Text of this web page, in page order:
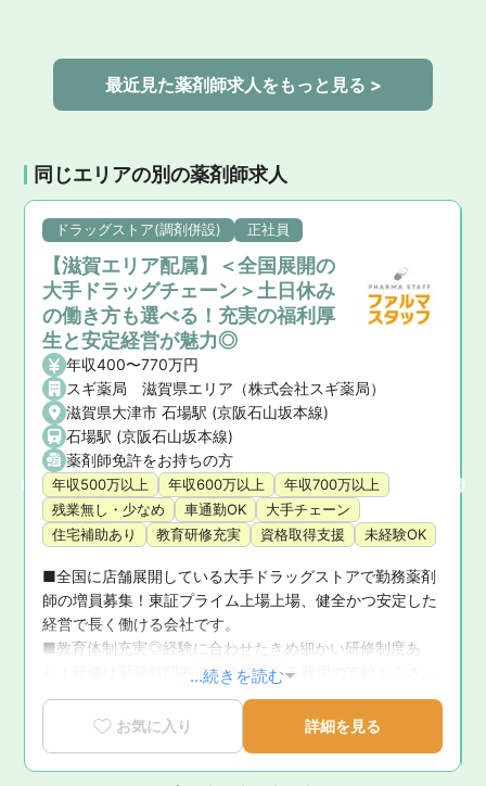
最近見た薬剤師求人をもっと見る >
同じエリアの別の薬剤師求人
ドラッグストア(調剤併設) 正社員
【滋賀エリア配属】＜全国展開の
大手ドラッグチェーン＞土日休み
の働き方も選べる！充実の福利厚
生と安定経営が魅力◎
年収400〜770万円
スギ薬局 滋賀県エリア（株式会社スギ薬局）
滋賀県大津市 石場駅 (京阪石山坂本線)
石場駅 (京阪石山坂本線)
薬剤師免許をお持ちの方
年収500万以上 年収600万以上
年収700万以上
残業無し・少なめ
車通勤OK
大手チェーン
住宅補助あり
教育研修充実 資格取得支援 未経験OK
■全国に店舗展開している大手ドラッグストアで勤務薬剤
師の増員募集！東証プライム上場上場、健全かつ安定した
経営で長く働ける会社です。
■教育体制充実◎経験に合わせたきめ細かい研修制度あ
り！研修は勤務時間内で研修にかかる費用の支給もござい
ます。
■正社員で土日祝休みの働き方も選択可能です。ライフス
テージに合わせたコース選択が可能で、ママさん薬剤師も
多く在籍されている会社です。
...続きを読む
お気に入り 詳細を見る